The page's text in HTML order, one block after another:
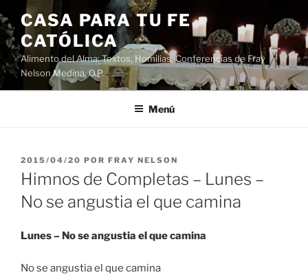
Saltar
al
contenido
CASA PARA TU FE
CATÓLICA
Alimento del Alma: Textos, Homilias, Conferencias de Fray
Nelson Medina, O.P.
Menú
PUBLICADO
EL
2015/04/20 POR FRAY NELSON
Himnos de Completas – Lunes –
No se angustia el que camina
Lunes – No se angustia el que camina
No se angustia el que camina